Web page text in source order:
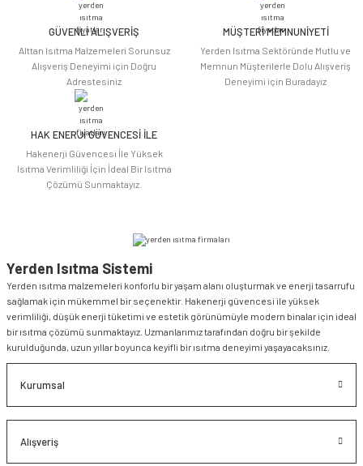
Ürün fiyatı diğer sitelerden daha pahalı.
Bu ürüne benzer farklı alternatifler olmalı.
GÜVENLİ ALIŞVERİŞ
Alttan Isıtma Malzemeleri Sorunsuz
Alışveriş Deneyimi için Doğru
Adrestesiniz
MÜŞTERİ MEMNUNİYETİ
Yerden Isıtma Sektöründe Mutlu ve
Memnun Müşterilerle Dolu Alışveriş
Deneyimi için Buradayız
HAK ENERJİ GÜVENCESİ İLE
Hakenerji Güvencesi İle Yüksek
Isıtma Verimliliği İçin İdeal Bir Isıtma
Çözümü Sunmaktayız.
Yerden Isıtma Sistemi
Yerden ısıtma malzemeleri konforlu bir yaşam alanı oluşturmak ve enerji tasarrufu
sağlamak için mükemmel bir seçenektir. Hakenerji güvencesi ile yüksek
verimliliği, düşük enerji tüketimi ve estetik görünümüyle modern binalar için ideal
bir ısıtma çözümü sunmaktayız. Uzmanlarımız tarafından doğru bir şekilde
kurulduğunda, uzun yıllar boyunca keyifli bir ısıtma deneyimi yaşayacaksınız.
Kurumsal
Alışveriş